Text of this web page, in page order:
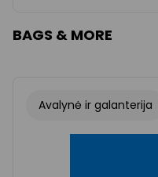
BAGS & MORE
Avalynė ir galanterija